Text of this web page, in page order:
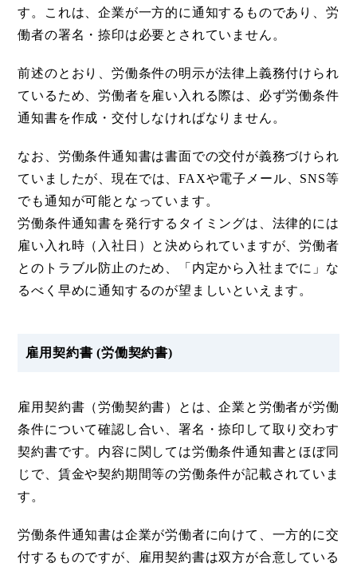
す。これは、企業が一方的に通知するものであり、労
働者の署名・捺印は必要とされていません。
前述のとおり、労働条件の明示が法律上義務付けられ
ているため、労働者を雇い入れる際は、必ず労働条件
通知書を作成・交付しなければなりません。
なお、労働条件通知書は書面での交付が義務づけられ
ていましたが、現在では、FAXや電子メール、SNS等
でも通知が可能となっています。
労働条件通知書を発行するタイミングは、法律的には
雇い入れ時（入社日）と決められていますが、労働者
とのトラブル防止のため、「内定から入社までに」な
るべく早めに通知するのが望ましいといえます。
雇用契約書 (労働契約書)
雇用契約書（労働契約書）とは、企業と労働者が労働
条件について確認し合い、署名・捺印して取り交わす
契約書です。内容に関しては労働条件通知書とほぼ同
じで、賃金や契約期間等の労働条件が記載されていま
す。
労働条件通知書は企業が労働者に向けて、一方的に交
付するものですが、雇用契約書は双方が合意している